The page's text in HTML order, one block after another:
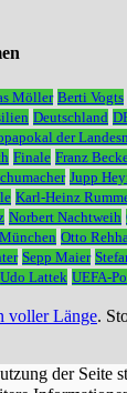
Möller Berti Vogts
Deutschland
der
Finale Franz
Jupp
Karl-Heinz
Norbert Nachtweih
Otto
Sepp Maier
Udo Lattek UEFA-
voller Länge.
der Seite